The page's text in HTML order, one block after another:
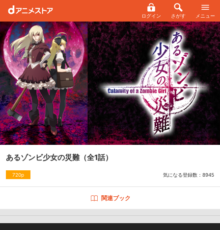
ログイン さがす メニュー
あるゾンビ少女の災難（全1話）
720p 気になる登録数： 8945
関連ブック